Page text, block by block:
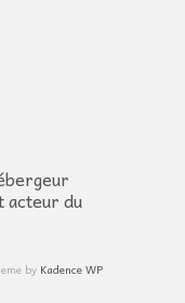
by Kadence WP